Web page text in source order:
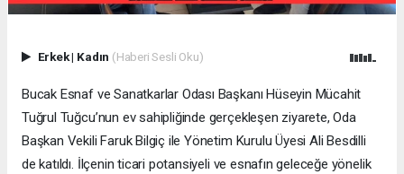
Erkek| Kadın (Haberi Sesli Oku)
Bucak Esnaf ve Sanatkarlar Odası Başkanı Hüseyin Mücahit
Tuğrul Tuğcu’nun ev sahipliğinde gerçekleşen ziyarete, Oda
Başkan Vekili Faruk Bilgiç ile Yönetim Kurulu Üyesi Ali Besdilli
de katıldı. İlçenin ticari potansiyeli ve esnafın geleceğe yönelik